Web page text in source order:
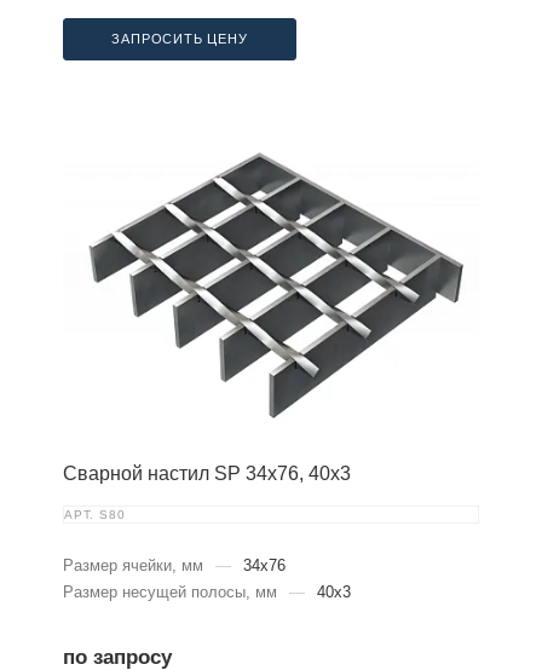
ЗАПРОСИТЬ ЦЕНУ
Сварной настил SP 34х76, 40х3
АРТ. S80
Размер ячейки, мм —
34x76
Размер несущей полосы, мм
— 40x3
по запросу